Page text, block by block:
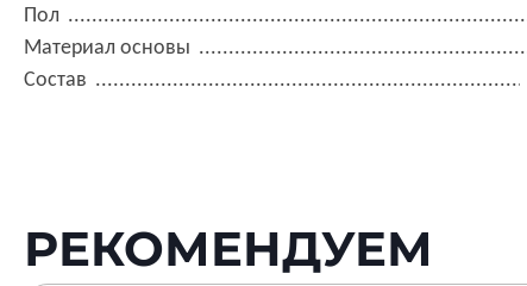
Пол
Материал основы
Состав
РЕКОМЕНДУЕМ